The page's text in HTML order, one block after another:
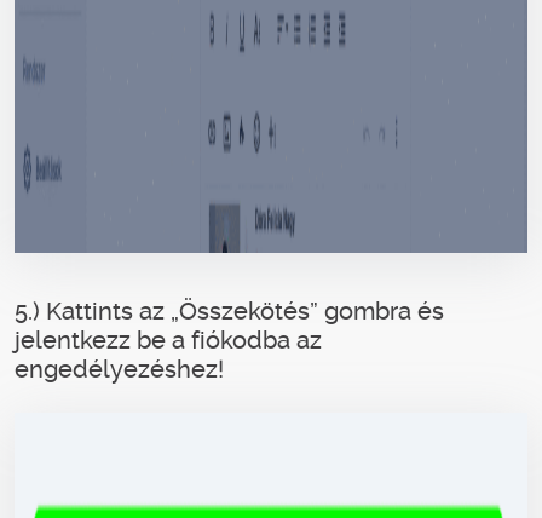
5.) Kattints az „Összekötés” gombra és
jelentkezz be a fiókodba az
engedélyezéshez!